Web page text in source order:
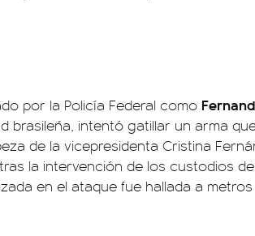
por la Policía Federal como
brasileña, intentó gatillar un arma
de la vicepresidenta Cristina
la intervención de los custodios
en el ataque fue hallada a